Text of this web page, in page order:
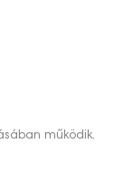
működik.